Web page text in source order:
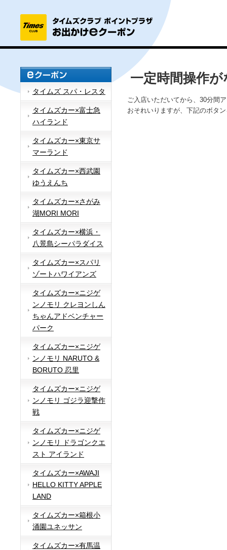
タイムズ スパ・レスタ
タイムズカー×富士急
ハイランド
タイムズカー×東京サ
マーランド
タイムズカー×西武園
ゆうえんち
タイムズカー×さがみ
湖MORI MORI
タイムズカー×横浜・
八景島シーパラダイス
タイムズカー×スパリ
ゾートハワイアンズ
タイムズカー×ニジゲ
ンノモリ クレヨンしん
ちゃんアドベンチャー
パーク
タイムズカー×ニジゲ
ンノモリ NARUTO &
BORUTO 忍里
タイムズカー×ニジゲ
ンノモリ ゴジラ迎撃作
戦
タイムズカー×ニジゲ
ンノモリ ドラゴンクエ
スト アイランド
タイムズカー×AWAJI
HELLO KITTY APPLE
LAND
タイムズカー×箱根小
涌園ユネッサン
タイムズカー×有馬温
一定時間操作
ご入店いただいてから、30分間
おそれいりますが、下記のボタ